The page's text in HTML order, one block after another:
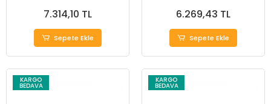
7.314,10 TL
Sepete Ekle
6.269,43 TL
Sepete Ekle
KARGO
BEDAVA
KARGO
BEDAVA